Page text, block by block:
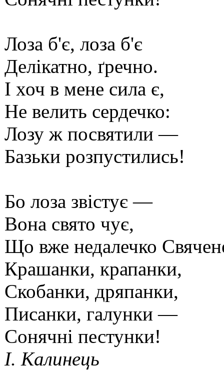
Лоза б'є, лоза б'є
Делікатно, ґречно.
І хоч в мене сила є,
Не велить сердечко:
Лозу ж посвятили —
Базьки розпустились!
Бо лоза звістує —
Вона свято чує,
Що вже недалечко
Крашанки, крапанки,
Скобанки, дряпанки,
Писанки, галунки —
Сонячні пестунки!
І. Калинець